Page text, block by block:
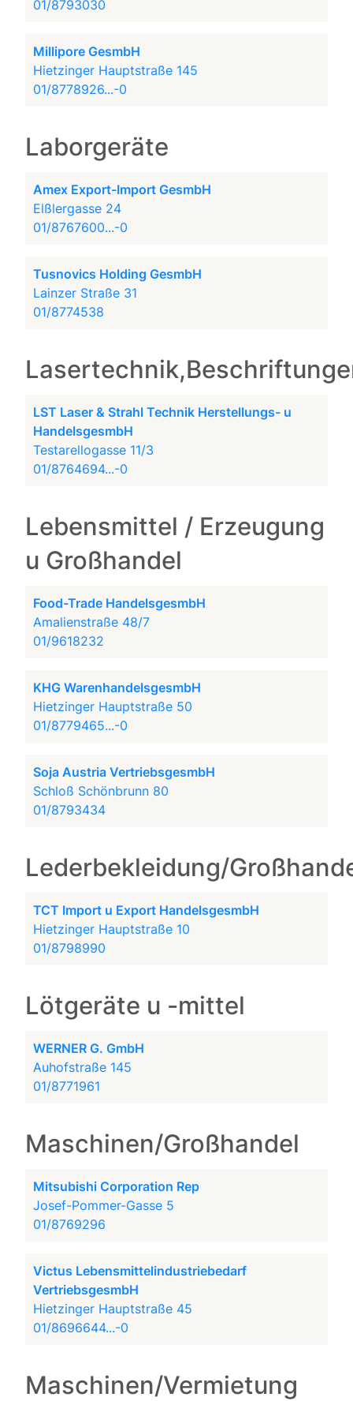
01/8793030
Millipore GesmbH
Hietzinger Hauptstraße 145
01/8778926...-0
Laborgeräte
Amex Export-Import GesmbH
Elßlergasse 24
01/8767600...-0
Tusnovics Holding GesmbH
Lainzer Straße 31
01/8774538
LST Laser & Strahl Technik Herstellungs- u
HandelsgesmbH
Testarellogasse 11/3
01/8764694...-0
Lebensmittel / Erzeugung
u Großhandel
Food-Trade HandelsgesmbH
Amalienstraße 48/7
01/9618232
KHG WarenhandelsgesmbH
Hietzinger Hauptstraße 50
01/8779465...-0
Soja Austria VertriebsgesmbH
Schloß Schönbrunn 80
01/8793434
Lederbekleidung/
TCT Import u Export HandelsgesmbH
Hietzinger Hauptstraße 10
01/8798990
Lötgeräte u -mittel
WERNER G. GmbH
Auhofstraße 145
01/8771961
Maschinen/Großhandel
Mitsubishi Corporation Rep
Josef-Pommer-Gasse 5
01/8769296
Victus Lebensmittelindustriebedarf
VertriebsgesmbH
Hietzinger Hauptstraße 45
01/8696644...-0
Maschinen/Vermietung